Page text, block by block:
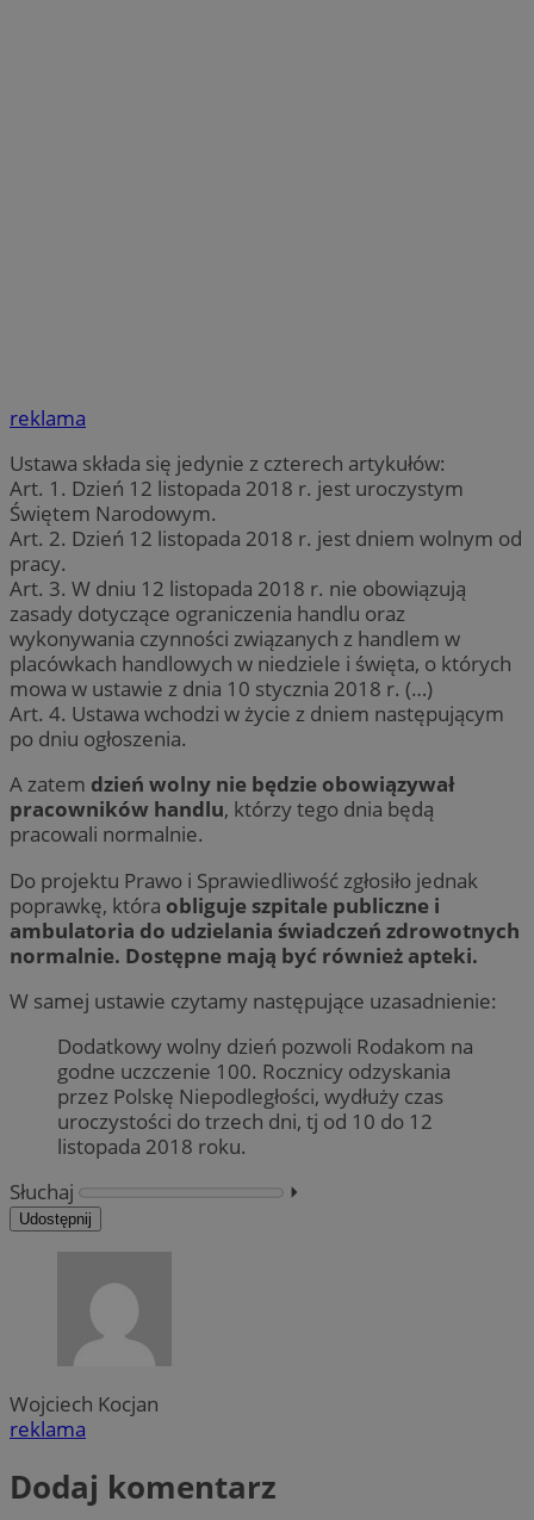
reklama
Ustawa składa się jedynie z czterech artykułów:
Art. 1. Dzień 12 listopada 2018 r. jest uroczystym
Świętem Narodowym.
Art. 2. Dzień 12 listopada 2018 r. jest dniem wolnym od
pracy.
Art. 3. W dniu 12 listopada 2018 r. nie obowiązują
zasady dotyczące ograniczenia handlu oraz
wykonywania czynności związanych z handlem w
placówkach handlowych w niedziele i święta, o których
mowa w ustawie z dnia 10 stycznia 2018 r. (…)
Art. 4. Ustawa wchodzi w życie z dniem następującym
po dniu ogłoszenia.
A zatem dzień wolny nie będzie obowiązywał
pracowników handlu, którzy tego dnia będą
pracowali normalnie.
Do projektu Prawo i Sprawiedliwość zgłosiło jednak
poprawkę, która obliguje szpitale publiczne i
ambulatoria do udzielania świadczeń zdrowotnych
normalnie. Dostępne mają być również apteki.
W samej ustawie czytamy następujące uzasadnienie:
Dodatkowy wolny dzień pozwoli Rodakom na
godne uczczenie 100. Rocznicy odzyskania
przez Polskę Niepodległości, wydłuży czas
uroczystości do trzech dni, tj od 10 do 12
listopada 2018 roku.
Słuchaj
⏵︎
Udostępnij
Wojciech Kocjan
reklama
Dodaj komentarz